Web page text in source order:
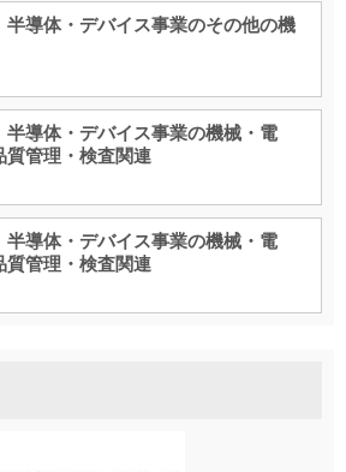
導体・デバイス事業のその他の機
導体・デバイス事業の機械・電
質管理・検査関連
導体・デバイス事業の機械・電
質管理・検査関連